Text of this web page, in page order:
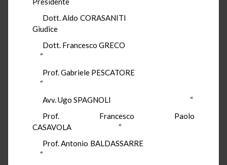
Dott. Aldo CORASANITI
Giudice
Dott. Francesco GRECO
“
Prof. Gabriele PESCATORE
“
Avv. Ugo SPAGNOLI “
Prof. Francesco Paolo
CASAVOLA “
Prof. Antonio BALDASSARRE
“